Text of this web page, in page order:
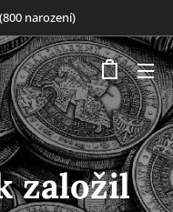
narození)
založil